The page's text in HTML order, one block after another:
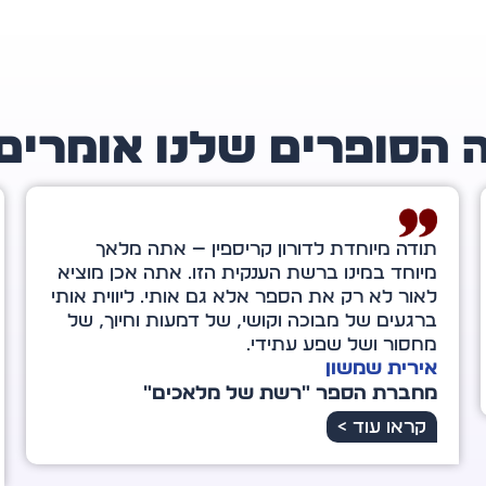
הסופרים שלנו
דורון קריספין, כשהייתי בת ארבע־עשרה צפיתי
בסרט בשם "גראנד קניון", שהשפיע רבות על
חיי. מאותו הרגע ממש, כשיצאתי מבית הקולנוע,
הבנתי שאם נכנס אדם לחייך – יש סיבה לכך. לא
בהכרח נבין זאת באותו הרגע, אלא לעתים רק
במבט לאחור.
רינת ונטורה
מחברת הספר "הכוח שבי"